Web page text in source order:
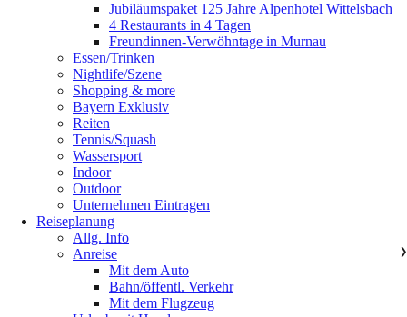
Jubiläumspaket 125 Jahre Alpenhotel Wittelsbach
4 Restaurants in 4 Tagen
Freundinnen-Verwöhntage in Murnau
Essen/Trinken
Nightlife/Szene
Shopping & more
Bayern Exklusiv
Reiten
Tennis/Squash
Wassersport
Indoor
Outdoor
Unternehmen Eintragen
Reiseplanung
Allg. Info
Anreise
❯
Mit dem Auto
Bahn/öffentl. Verkehr
Mit dem Flugzeug